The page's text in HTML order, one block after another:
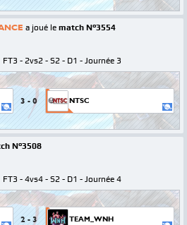
a joué le match N°3554
FT3 - 2vs2 - S2 - D1 - Journée 3
3 - 0 NTSC
N°3508
FT3 - 4vs4 - S2 - D1 - Journée 4
2 - 3 TEAM_WNH